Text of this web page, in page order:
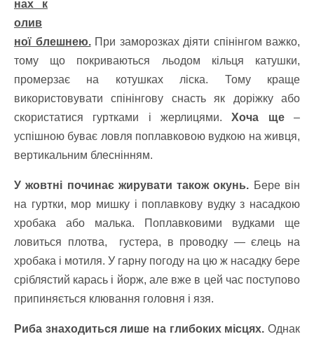
нах к
олив
ної блешнею.При заморозках діяти спінінгом важко,
тому що покриваються льодом кільця катушки,
промерзає на котушках ліска. Тому краще
використовувати спінінгову снасть як доріжку або
скористатися гуртками і жерлицями.Хоча ще–
успішною буває ловля поплавковою вудкою на живця,
вертикальним блеснінням.
У жовтні починає жирувати також окунь. Бере він
на гуртки, мор мишку і поплавкову вудку з насадкою
хробака або малька. Поплавковими вудками ще
ловиться плотва, густера, в проводку — єлець на
хробака і мотиля. У гарну погоду на цю ж насадку бере
сріблястий карась і йорж, але вже в цей час поступово
припиняється клювання головня і язя.
Риба знаходиться лише на глибоких місцях. Однак